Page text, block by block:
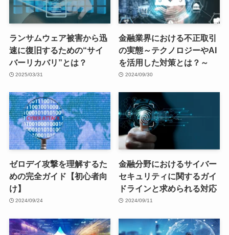
ランサムウェア被害から迅
速に復旧するための“サイ
バーリカバリ”とは？
2025/03/31
金融業界における不正取引
の実態～テクノロジーやAI
を活用した対策とは？～
2024/09/30
ゼロデイ攻撃を理解するた
めの完全ガイド【初心者向
け】
2024/09/24
金融分野におけるサイバー
セキュリティに関するガイ
ドラインと求められる対応
2024/09/11